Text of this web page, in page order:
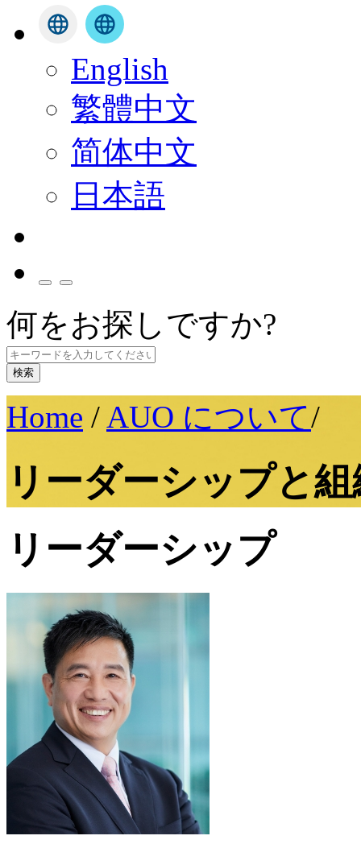
English
繁體中文
简体中文
日本語
何をお探しですか?
検索
Home / AUO について/
リーダーシップと組
リーダーシップ